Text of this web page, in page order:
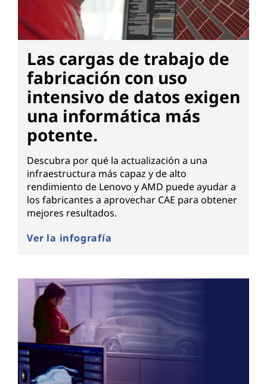
Las cargas de trabajo de
fabricación con uso
intensivo de datos exigen
una informática más
potente.
Descubra por qué la actualización a una
infraestructura más capaz y de alto
rendimiento de Lenovo y AMD puede ayudar a
los fabricantes a aprovechar CAE para obtener
mejores resultados.
Ver la infografía